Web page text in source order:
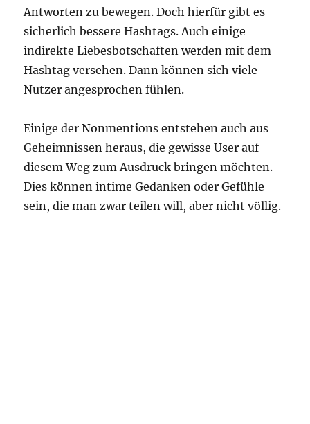
Antworten zu bewegen. Doch hierfür gibt es
sicherlich bessere Hashtags. Auch einige
indirekte Liebesbotschaften werden mit dem
Hashtag versehen. Dann können sich viele
Nutzer angesprochen fühlen.
Einige der Nonmentions entstehen auch aus
Geheimnissen heraus, die gewisse User auf
diesem Weg zum Ausdruck bringen möchten.
Dies können intime Gedanken oder Gefühle
sein, die man zwar teilen will, aber nicht völlig.